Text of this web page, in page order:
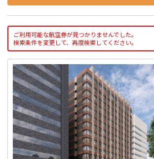
ご利用可能な航空券が見つかりませんでした。
検索条件を変更して、再度検索してください。